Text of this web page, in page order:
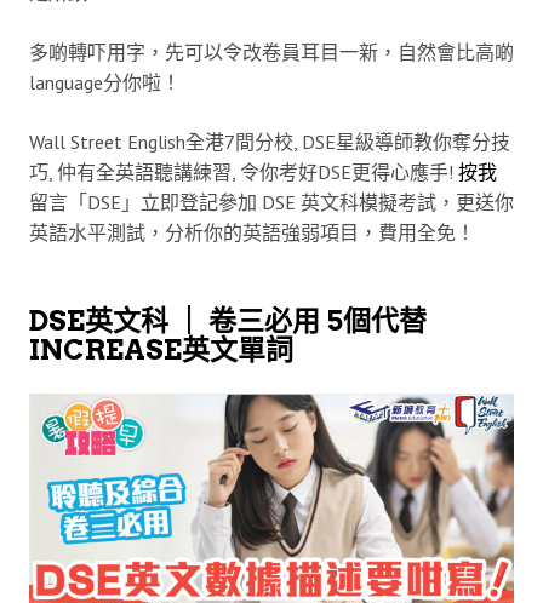
多啲轉吓用字，先可以令改卷員耳目一新，自然會比高啲
language分你啦！
Wall Street English全港7間分校, DSE星級導師教你奪分技
巧, 仲有全英語聽講練習, 令你考好DSE更得心應手! 按我
留言「DSE」立即登記參加 DSE 英文科模擬考試，更送你
英語水平測試，分析你的英語強弱項目，費用全免！
DSE英文科 ｜ 卷三必用 5個代替
INCREASE英文單詞